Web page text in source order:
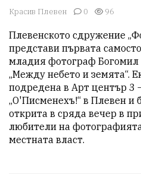
Красив Плевен 0 96
Плевенското сдружение
представи първата
младия фотограф Богомил
„Между небето и земята“.
подредена в Арт център 3
„О'Писменехъ!“ в Плевен и
открита в сряда вечер в
любители на
местната власт.